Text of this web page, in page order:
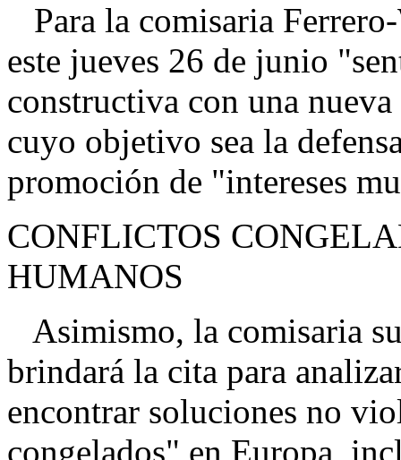
Para la comisaria
este jueves 26 de junio
constructiva con una
cuyo objetivo sea la
promoción de "intereses
CONFLICTOS
HUMANOS
Asimismo, la comisaria
brindará la cita para
encontrar soluciones no
congelados" en Europa,